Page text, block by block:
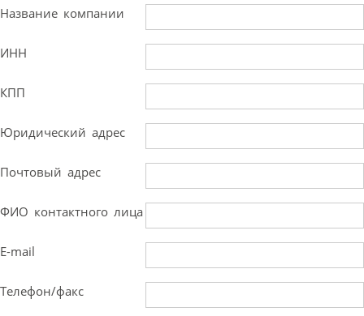
Название компании
ИНН
КПП
Юридический адрес
Почтовый адрес
ФИО контактного лица
E-mail
Телефон/факс